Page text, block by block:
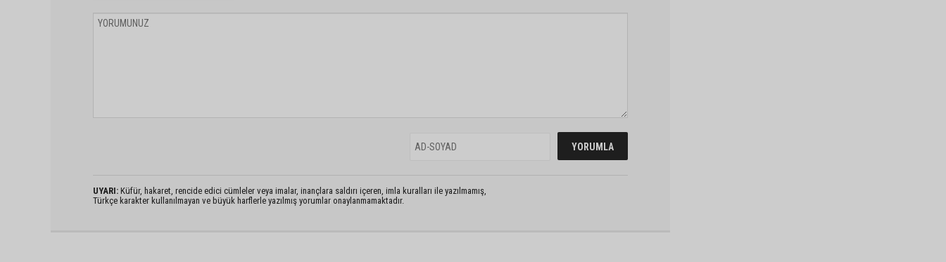
UYARI: Küfür, hakaret, rencide edici cümleler veya imalar, inançlara saldırı içeren, imla kuralları ile yazılmamış,
Türkçe karakter kullanılmayan ve büyük harflerle yazılmış yorumlar onaylanmamaktadır.